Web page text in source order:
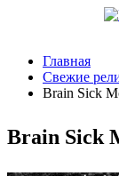
Главная
Свежие
Brain Sick
Brain Sick